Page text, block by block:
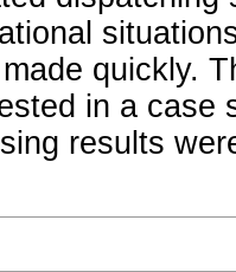
quickly.
in a case
results